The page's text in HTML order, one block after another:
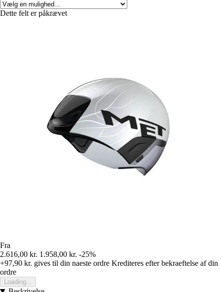
Dette felt er påkrævet
Fra
2.616,00 kr. 1.958,00 kr. -25%
+97,90 kr. gives til din naeste ordre Krediteres efter bekraeftelse af din
ordre
Loading...